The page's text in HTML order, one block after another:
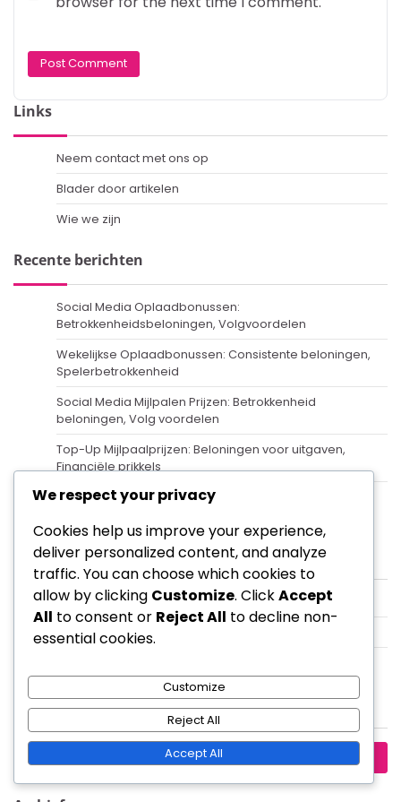
Links
Neem contact met ons op
Blader door artikelen
Wie we zijn
Recente berichten
Social Media Oplaadbonussen:
Betrokkenheidsbeloningen, Volgvoordelen
Wekelijkse Oplaadbonussen: Consistente beloningen,
Spelerbetrokkenheid
Social Media Mijlpalen Prijzen: Betrokkenheid
beloningen, Volg voordelen
Top-Up Mijlpaalprijzen: Beloningen voor uitgaven,
Financiële prikkels
Verwijs Recharge Bonussen: Uitnodigingsbonussen,
Categorieën
Cadeaucodes in King of Kings
Evenement Mijlpaal Prijzen in King of Kings
Zoeken
We respect your privacy
Cookies help us improve your experience,
deliver personalized content, and analyze
traffic. You can choose which cookies to
allow by clicking Customize. ClickAccept
All to consent or Reject All to decline non-
essential cookies.
Customize
Reject All
Accept All